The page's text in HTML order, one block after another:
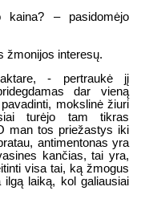
– pasidomėjo
žmonijos interesų.
- pertraukė jį
dar vieną
mokslinė žiuri
turėjo tam tikras
man tos priežastys iki
antimentonas yra
kančias, tai yra,
visa tai, ką žmogus
laiką, kol galiausiai